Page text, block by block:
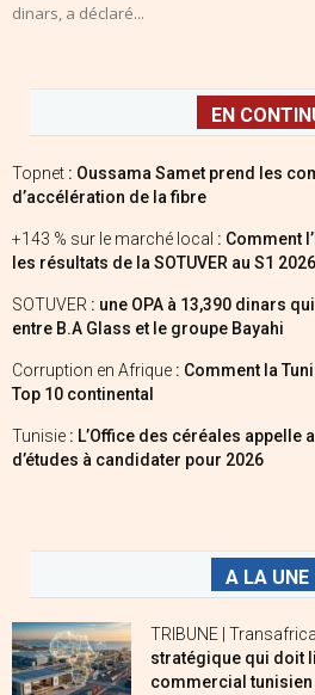
dinars, a déclaré...
EN
Topnet : Oussama Samet prend les
d’accélération de la fibre
+143 % sur le marché local : Comment
les résultats de la SOTUVER au S1 2026
SOTUVER : une OPA à 13,390 dinars
entre B.A Glass et le groupe Bayahi
Corruption en Afrique : Comment la
Top 10 continental
Tunisie : L’Office des céréales appelle
d’études à candidater pour 2026
A LA UNE
TRIBUNE |
stratégique qui doit
commercial tunisien